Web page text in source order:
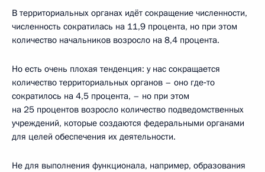
В территориальных органах идёт сокращение численности,
численность сократилась на 11,9 процента, но при этом
количество начальников возросло на 8,4 процента.
Но есть очень плохая тенденция: у нас сокращается
количество территориальных органов – оно где‑то
сократилось на 4,5 процента, – но при этом
на 25 процентов возросло количество подведомственных
учреждений, которые создаются федеральными органами
для целей обеспечения их деятельности.
Не для выполнения функционала, например, образования